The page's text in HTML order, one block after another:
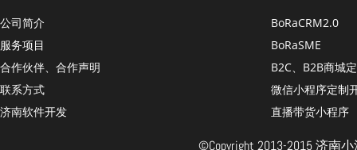
公司简介
服务项目
合作伙伴、合作声明
联系方式
济南软件开发
BoRaCRM2.0
BoRaSME
B2C、B2B商城
微信小程序定制
直播带货小程序
©Copyright 2013-2015 济南